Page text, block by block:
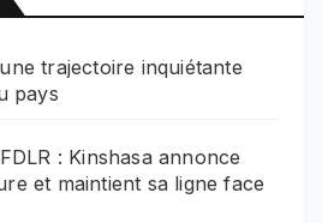
trajectoire inquiétante
pays
: Kinshasa annonce
et maintient sa ligne face